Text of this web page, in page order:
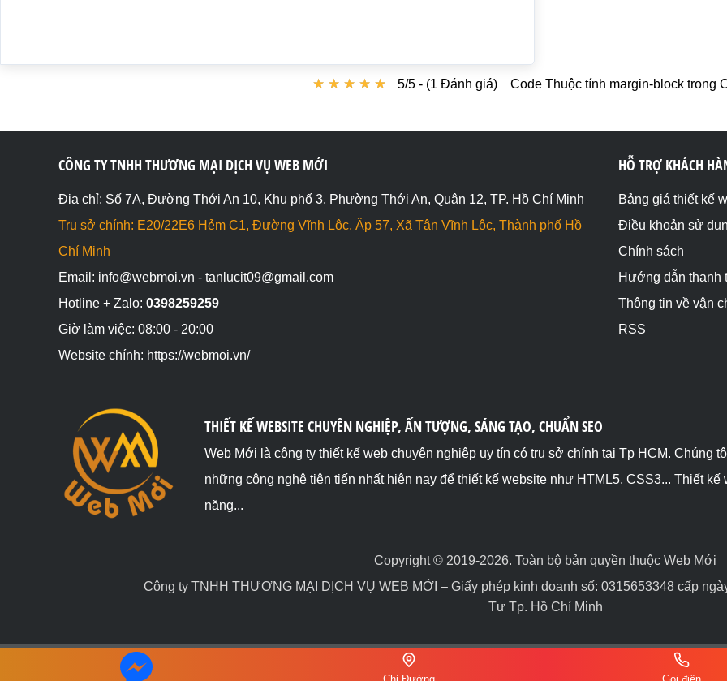
Code Thuộc tính margin-block trong
★ ★ ★ ★ ★
★ ★ ★ ★ ★ 5/5 - (1 Đánh giá)
CÔNG TY TNHH THƯƠNG MẠI DỊCH VỤ WEB MỚI
Địa chỉ: Số 7A, Đường Thới An 10, Khu phố 3, Phường Thới An, Quận 12, TP. Hồ Chí Minh
Trụ sở chính: E20/22E6 Hẻm C1, Đường Vĩnh Lộc, Ấp 57, Xã Tân Vĩnh Lộc, Thành phố Hồ
Chí Minh
Email: info@webmoi.vn - tanlucit09@gmail.com
Hotline + Zalo: 0398259259
Giờ làm việc: 08:00 - 20:00
Website chính: https://webmoi.vn/
HỖ TRỢ KHÁCH
Bảng giá thiết kế
Điều khoản sử
Chính sách
Hướng dẫn thanh
Thông tin về vận
RSS
THIẾT KẾ WEBSITE CHUYÊN NGHIỆP, ẤN TƯỢNG, SÁNG TẠO, CHUẨN SEO
Web Mới là công ty thiết kế web chuyên nghiệp uy tín có trụ sở chính tại Tp HCM. Chúng
những công nghệ tiên tiến nhất hiện nay để thiết kế website như HTML5, CSS3... Thiết
năng...
Copyright © 2019-2026. Toàn bộ bản quyền thuộc Web Mới
Công ty TNHH THƯƠNG MẠI DỊCH VỤ WEB MỚI – Giấy phép kinh doanh số: 0315653348 cấp
Tư Tp. Hồ Chí Minh